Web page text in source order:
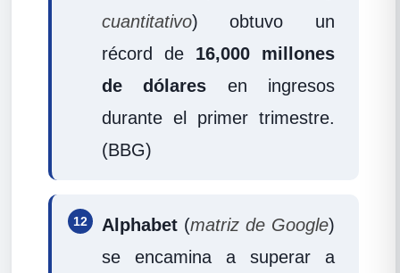
cuantitativo) obtuvo un
récord de 16,000 millones
de dólares en ingresos
durante el primer trimestre.
(BBG)
12 Alphabet(matriz de Google)
se encamina a superar a